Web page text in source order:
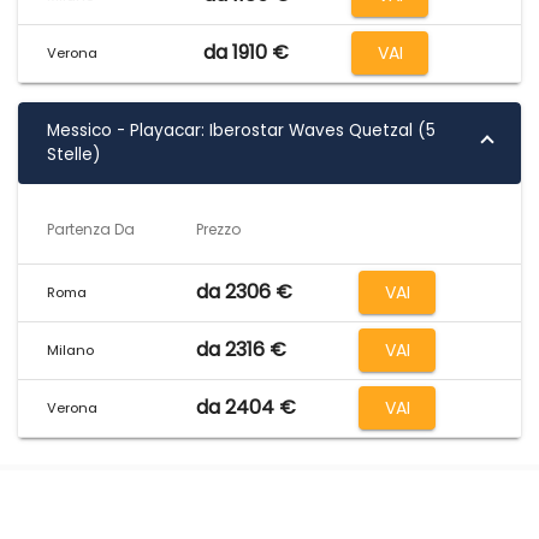
Borsaviaggi, l’agenzia on-line numero uno in Italia, ti aspetta
con le sue proposte lastminute e offerte vacenze speciali !!!
Verona da 1910 € VAI
Messico - Playacar: Iberostar Waves Quetzal (5
Stelle)
Partenza Da Prezzo
Roma da 2306 € VAI
Milano da 2316 € VAI
Verona da 2404 € VAI